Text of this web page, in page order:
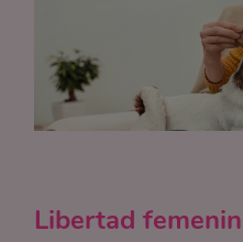
Libertad